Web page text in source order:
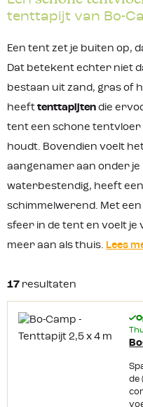
tenttapijt van Bo-
Een tent zet je buiten op,
Dat betekent echter niet
bestaan uit zand, gras of
heeft tenttapijten die
tent een schone tentvloer
houdt. Bovendien voelt
aangenamer aan onder
waterbestendig, heeft
schimmelwerend. Met een
sfeer in de tent en voelt
meer aan als thuis. Lees
17 resultaten
de